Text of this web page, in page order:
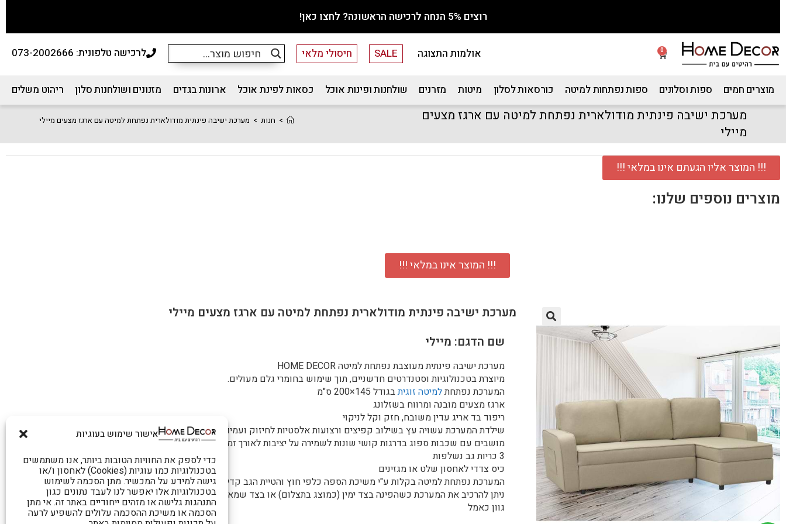
אישור שימוש בעוגיות
כדי לספק את החוויות הטובות ביותר, אנו משתמשים
בטכנולוגיות כמו עוגיות (Cookies) לאחסון ו/או
גישה למידע על המכשיר. מתן הסכמה לשימוש
בטכנולוגיות אלו יאפשר לנו לעבד נתונים כגון
התנהגות גלישה או מזהים ייחודיים באתר זה. אי מתן
הסכמה או משיכת ההסכמה עלולים להשפיע לרעה
רוצים 5% הנחה לרכישה הראשונה? לחצו כאן!
0 אולמות התצוגה SALE חיסולי מלאי לרכישה טלפונית: 073-2002666
מוצרים חמים ספות וסלונים ספות נפתחות למיטה כורסאות לסלון מיטות מזרנים שולחנות ופינות אוכל כסאות לפינת אוכל ארונות בגדים מזנונים ושולחנות סלון ריהוט משלים
מערכת ישיבה פינתית מודולארית נפתחת למיטה עם ארגז מצעים
מיילי
> חנות > מערכת ישיבה פינתית מודולארית נפתחת למיטה עם ארגז מצעים מיילי
!!! המוצר אליו הגעתם אינו במלאי !!!
מוצרים נוספים שלנו:
!!! המוצר אינו במלאי !!!
מערכת ישיבה פינתית מודולארית נפתחת למיטה עם ארגז מצעים מיילי
שם הדגם: מיילי
מערכת ישיבה פינתית מעוצבת נפתחת למיטה HOME DECOR
מיוצרת בטכנולוגיות וסטנדרטים חדשניים, תוך שימוש בחומרי גלם מעולים.
המערכת נפתחתלמיטה זוגיתבגודל 145×200 ס"מ
ארגז מצעים מובנה ומרווח בשזלונג
ריפוד בד אריג עדין משובח, חזק וקל לניקוי
שילדת המערכת עשויה עץ בשילוב קפיצים ורצועות אלסטיות לחיזוק ועמידות גבוהה
מושבים עם שכבות ספוג בדרגות קושי שונות לשמירה על יציבות לאורך זמן.
3 כריות גב נשלפות
כיס צדדי לאחסון שלט או מגזינים
המערכת נפתחת למיטה בקלות ע"י משיכת הספה כלפי חוץ והטיית הגב קדימה בקלות עד למצב שכיבה.
ניתן להרכיב את המערכת כשהפינה בצד ימין (כמוצג בתצלום) או בצד שמאל.
גוון כאמל